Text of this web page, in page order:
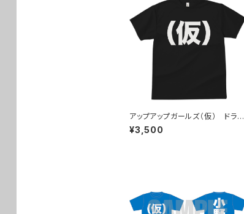
アップアップガールズ（仮） ドライ
（仮）Tシャツ
¥3,500